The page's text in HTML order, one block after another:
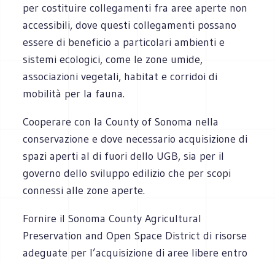
per costituire collegamenti fra aree aperte non
accessibili, dove questi collegamenti possano
essere di beneficio a particolari ambienti e
sistemi ecologici, come le zone umide,
associazioni vegetali, habitat e corridoi di
mobilità per la fauna.
Cooperare con la County of Sonoma nella
conservazione e dove necessario acquisizione di
spazi aperti al di fuori dello UGB, sia per il
governo dello sviluppo edilizio che per scopi
connessi alle zone aperte.
Fornire il Sonoma County Agricultural
Preservation and Open Space District di risorse
adeguate per l’acquisizione di aree libere entro